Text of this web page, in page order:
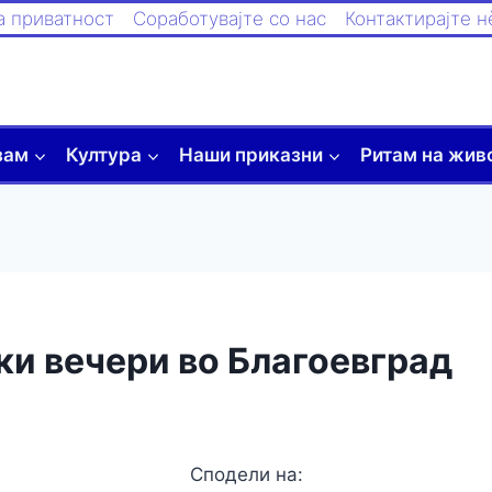
приватност Соработувајте со нас Контактирајте
Култура Наши приказни Ритам на
вечери во Благоевград
Сподели на: